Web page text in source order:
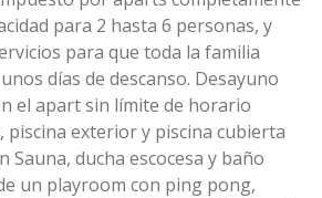
para 2 hasta 6 personas, y
para que toda la familia
días de descanso. Desayuno
el apart sin límite de horario
piscina exterior y piscina cubierta
Sauna, ducha escocesa y baño
un playroom con ping pong,